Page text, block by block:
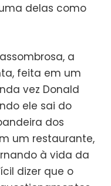
delas como
a
feita em um
vez Donald
ele sai do
dos
um restaurante,
à vida da
dizer que o